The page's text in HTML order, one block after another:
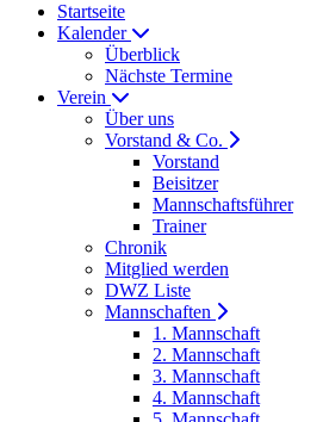
Startseite
Kalender
Überblick
Nächste Termine
Verein
Über uns
Vorstand & Co.
Vorstand
Beisitzer
Mannschaftsführer
Trainer
Chronik
Mitglied werden
DWZ Liste
Mannschaften
1. Mannschaft
2. Mannschaft
3. Mannschaft
4. Mannschaft